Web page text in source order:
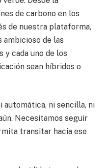
de carbono en los
de nuestra plataforma,
ambicioso de las
y cada uno de los
sean híbridos o
automática, ni sencilla, ni
Necesitamos seguir
transitar hacia ese